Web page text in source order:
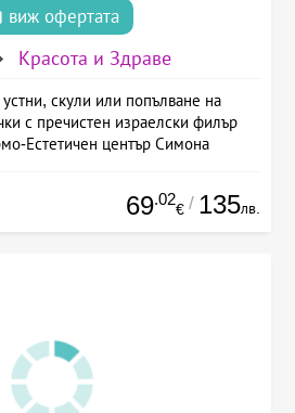
виж офертата
Красота и Здраве
устни, скули или попълване на
с пречистен израелски филър
Естетичен център Симона
69.02
€ / 135лв.